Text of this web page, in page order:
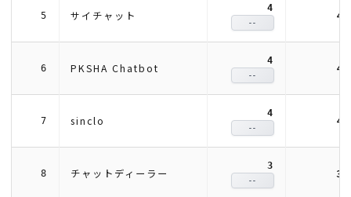
5 サイチャット
4
--
6 PKSHA Chatbot
4
--
7 sinclo
4
--
8 チャットディーラー
3
--